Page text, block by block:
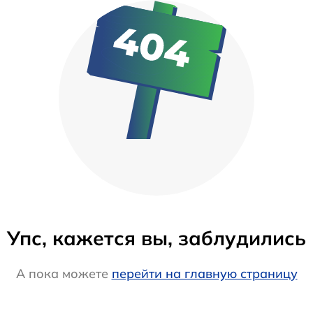
Упс, кажется вы, заблудились
А пока можете перейти на главную страницу